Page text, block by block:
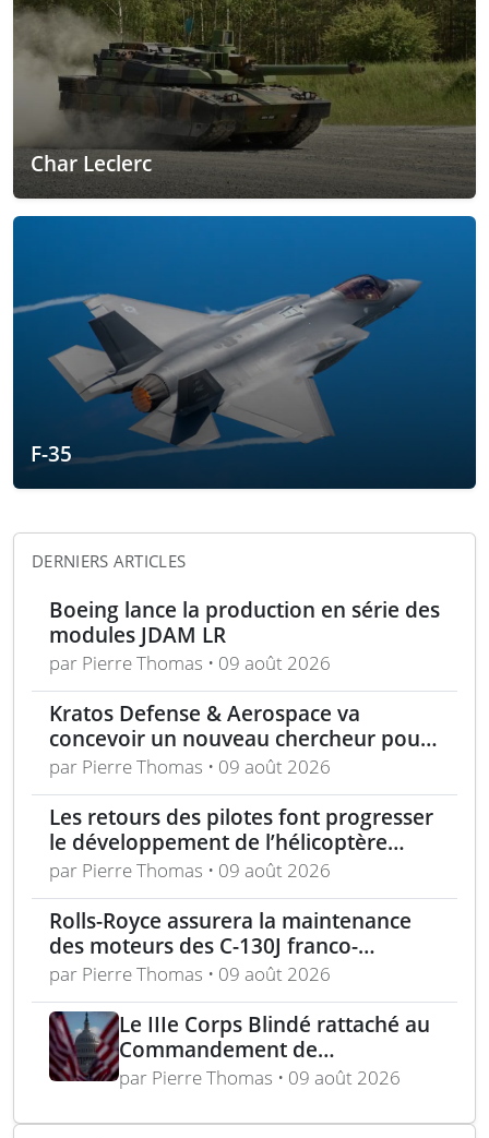
Char Leclerc
F-35
DERNIERS ARTICLES
Boeing lance la production en série des
modules JDAM LR
par Pierre Thomas • 09 août 2026
Kratos Defense & Aerospace va
concevoir un nouveau chercheur pour
les missiles FGM-148 Javelin
par Pierre Thomas • 09 août 2026
Les retours des pilotes font progresser
le développement de l’hélicoptère
d’assaut Cheyenne
par Pierre Thomas • 09 août 2026
Rolls-Royce assurera la maintenance
des moteurs des C-130J franco-
allemands jusqu’en 2030
par Pierre Thomas • 09 août 2026
Le IIIe Corps Blindé rattaché au
Commandement de
l’Hémisphère Ouest dans le
par Pierre Thomas • 09 août 2026